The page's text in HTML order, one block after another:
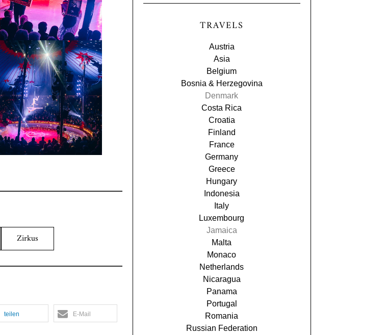
Zirkus
teilen E-Mail
TRAVELS
Austria
Asia
Belgium
Bosnia & Herzegovina
Denmark
Costa Rica
Croatia
Finland
France
Germany
Greece
Hungary
Indonesia
Italy
Luxembourg
Jamaica
Malta
Monaco
Netherlands
Nicaragua
Panama
Portugal
Romania
Russian Federation